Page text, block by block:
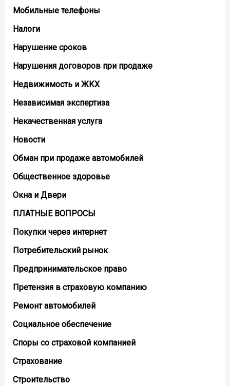
Мобильные телефоны
Налоги
Нарушение сроков
Нарушения договоров при продаже
Недвижимость и ЖКХ
Независимая экспертиза
Некачественная услуга
Новости
Обман при продаже автомобилей
Общественное здоровье
Окна и Двери
ПЛАТНЫЕ ВОПРОСЫ
Покупки через интернет
Потребительский рынок
Предпринимательское право
Претензия в страховую компанию
Ремонт автомобилей
Социальное обеспечение
Споры со страховой компанией
Страхование
Строительство